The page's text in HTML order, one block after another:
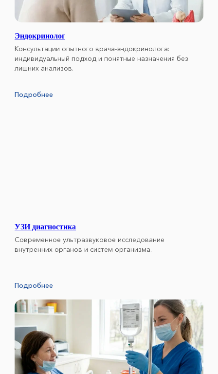
Эндокринолог
Консультации опытного врача-эндокринолога:
индивидуальный подход и понятные назначения без
лишних анализов.
Подробнее
УЗИ диагностика
Современное ультразвуковое исследование
внутренних органов и систем организма.
Подробнее